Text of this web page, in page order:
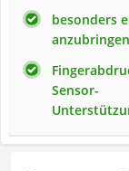
besonders
anzubringen
Sensor-